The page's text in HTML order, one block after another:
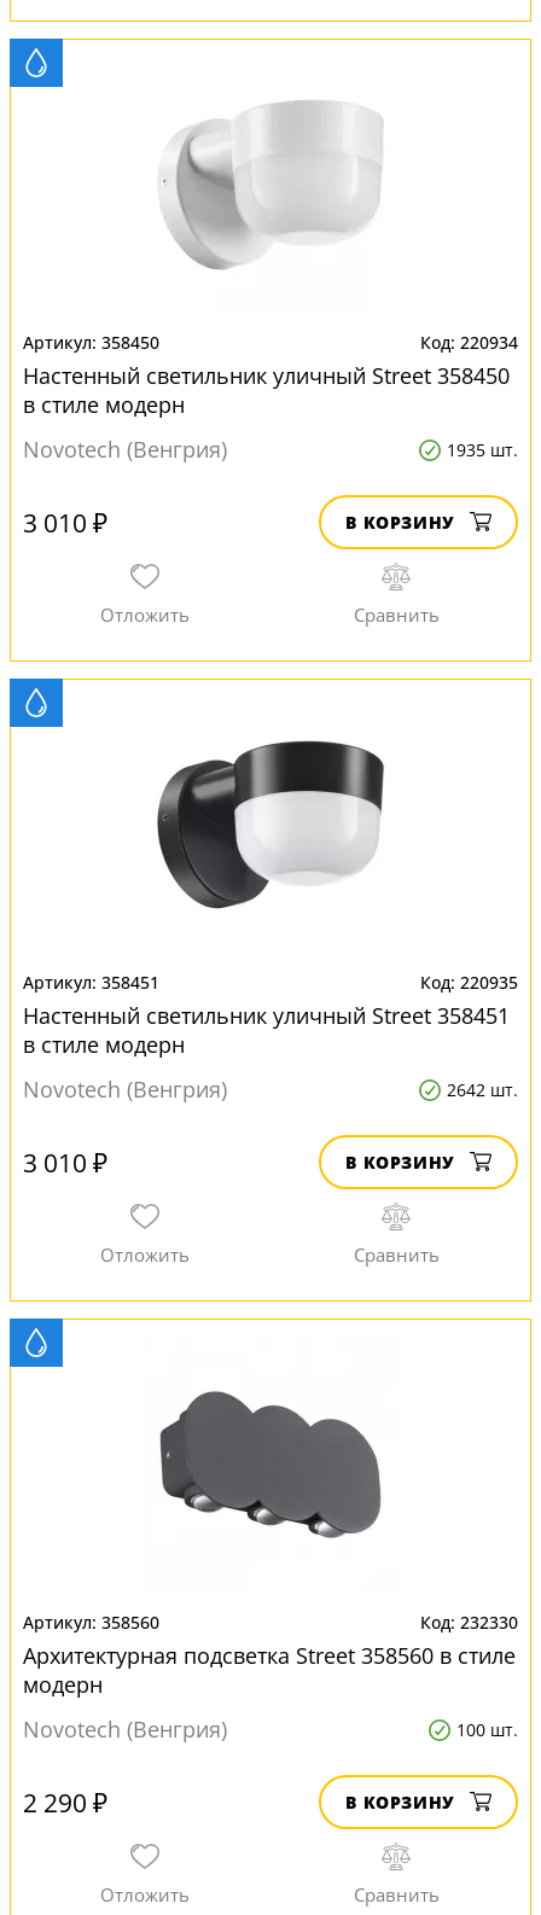
358450 220934
Настенный светильник уличный Street 358450
в стиле модерн
Novotech (Венгрия)
1935 шт.
3 010 ₽ В КОРЗИНУ
358451 220935
Настенный светильник уличный Street 358451
в стиле модерн
Novotech (Венгрия)
2642 шт.
3 010 ₽ В КОРЗИНУ
358560 232330
Архитектурная подсветка Street 358560 в стиле
модерн
Novotech (Венгрия)
100 шт.
2 290 ₽ В КОРЗИНУ